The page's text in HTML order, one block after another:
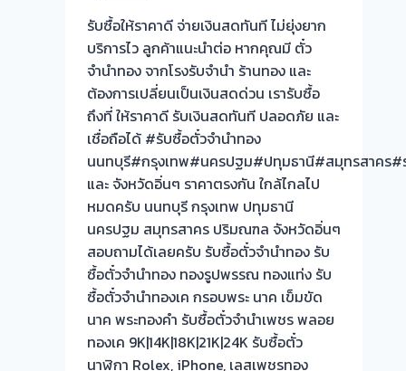
รับซื้อให้ราคาดี จ่ายเงินสดทันที ไม่ยุ่งยาก
บริการไว ลูกค้าแนะนำต่อ หากคุณมี ตั๋ว
จำนำทอง จากโรงรับจำนำ ร้านทอง และ
ต้องการเปลี่ยนเป็นเงินสดด่วน เรารับซื้อ
ถึงที่ ให้ราคาดี รับเงินสดทันที ปลอดภัย และ
เชื่อถือได้ #รับซื้อตั๋วจำนำทอง
นนทบุรี#กรุงเทพ#นครปฐม#ปทุมธานี#สมุทรสาคร#
และ จังหวัดอิ่นๆ ราคาตรงกัน ใกล้ไกลไป
หมดครับ นนทบุรี กรุงเทพ ปทุมธานี
นครปฐม สมุทรสาคร ปริมณฑล จังหวัดอิ่นๆ
สอบถามได้เลยครับ รับซื้อตั๋วจำนำทอง รับ
ซื้อตั๋วจำนำทอง ทองรูปพรรณ ทองแท่ง รับ
ซื้อตั๋วจำนำทองเค กรอบพระ นาค เข็มขัด
นาค พระทองคำ รับซื้อตั๋วจำนำเพชร พลอย
ทองเค 9K|14K|18K|21K|24K รับซื้อตั๋ว
นาฬิกา Rolex, iPhone, เลสเพชรทอง